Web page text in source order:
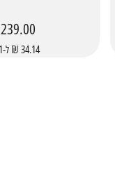
239.00 ₪
34.14 ₪ ל-1 ק"ג